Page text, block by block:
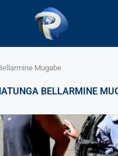
Mugabe
BELLARMINE